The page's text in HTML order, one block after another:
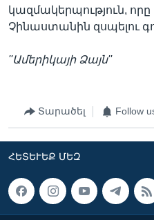
կազմակերպություն,
Չինաստանին զսպելու
''Ամերիկայի Ձայն''
Տարածել Follow
ՀԵՏԵՒԵՔ ՄԵԶ